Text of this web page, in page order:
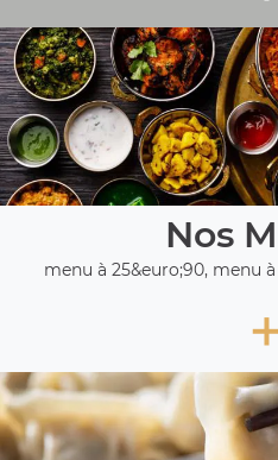
Nos
menu à 25&euro;90, menu